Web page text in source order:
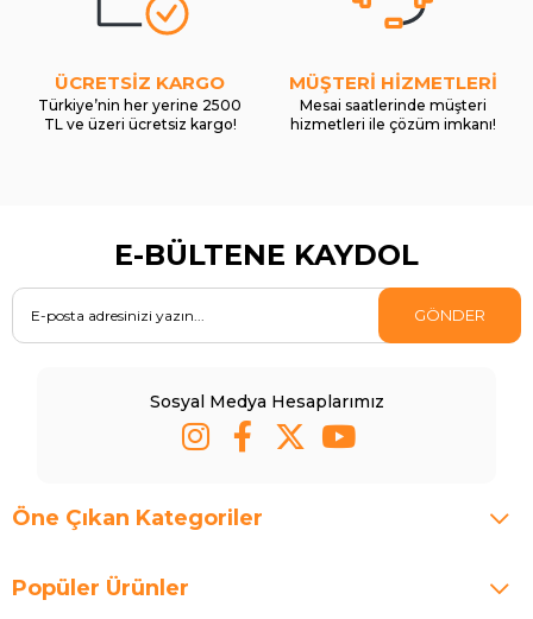
ÜCRETSİZ KARGO
Türkiye’nin her yerine 2500
TL ve üzeri ücretsiz kargo!
MÜŞTERİ HİZMETLERİ
Mesai saatlerinde müşteri
hizmetleri ile çözüm imkanı!
E-BÜLTENE KAYDOL
GÖNDER
Sosyal Medya Hesaplarımız
Öne Çıkan Kategoriler
Popüler Ürünler